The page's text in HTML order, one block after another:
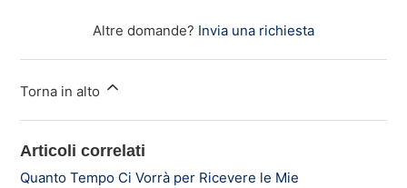
Altre domande? Invia una richiesta
Torna in alto
Articoli correlati
Quanto Tempo Ci Vorrà per Ricevere le Mie